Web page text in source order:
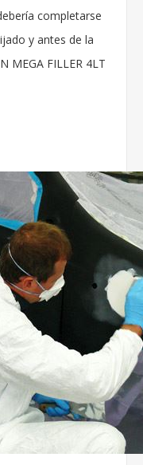
completarse
y antes de la
MEGA FILLER 4LT